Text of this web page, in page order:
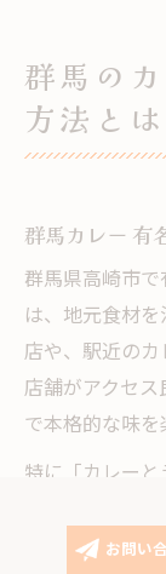
群馬の
方法とは
群馬カレー 有
群馬県高崎市
は、地元食材
店や、駅近の
店舗がアクセス
で本格的な味を
特に「カレー
旬の野菜や上
のが特徴です
お問い